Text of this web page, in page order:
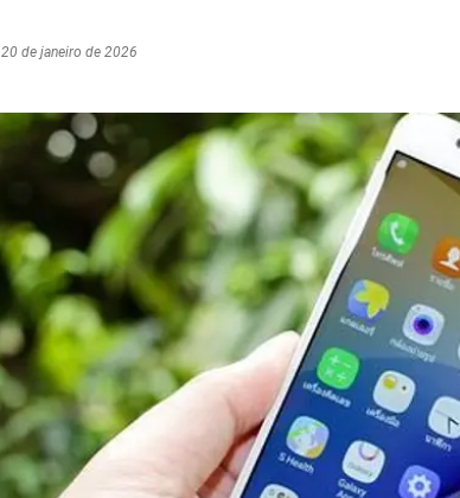
20 de janeiro de 2026